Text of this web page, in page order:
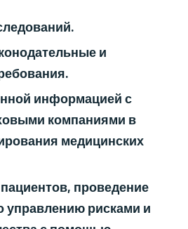
и
информацией с
компаниями в
медицинских
проведение
управлению рисками и